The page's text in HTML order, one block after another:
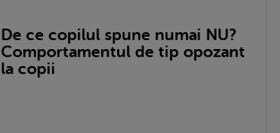
De ce copilul spune numai NU?
Comportamentul de tip opozant
la copii